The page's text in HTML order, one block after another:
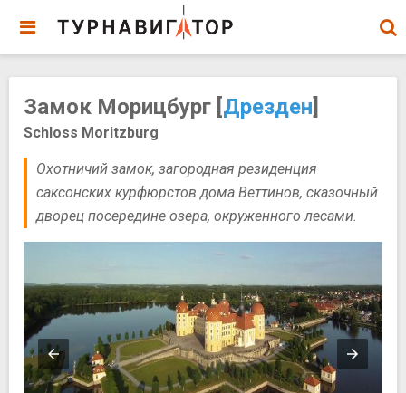
Замок Морицбург [Дрезден]
Schloss Moritzburg
Охотничий замок, загородная резиденция
саксонских курфюрстов дома Веттинов, сказочный
дворец посередине озера, окруженного лесами.